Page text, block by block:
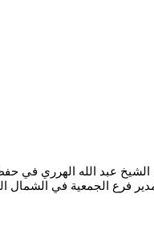
الشيخ عبد الله الهرري
فرع الجمعية في الشمال